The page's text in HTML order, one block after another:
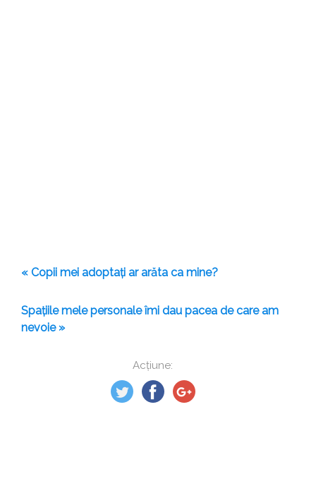
Acțiune:
« Copii mei adoptați ar arăta ca mine?
Spațiile mele personale îmi dau pacea de care am
nevoie »